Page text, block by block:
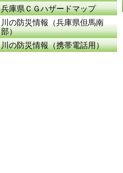
兵庫県ＣＧハザードマップ
川の防災情報（兵庫県但馬南
部）
川の防災情報（携帯電話用）